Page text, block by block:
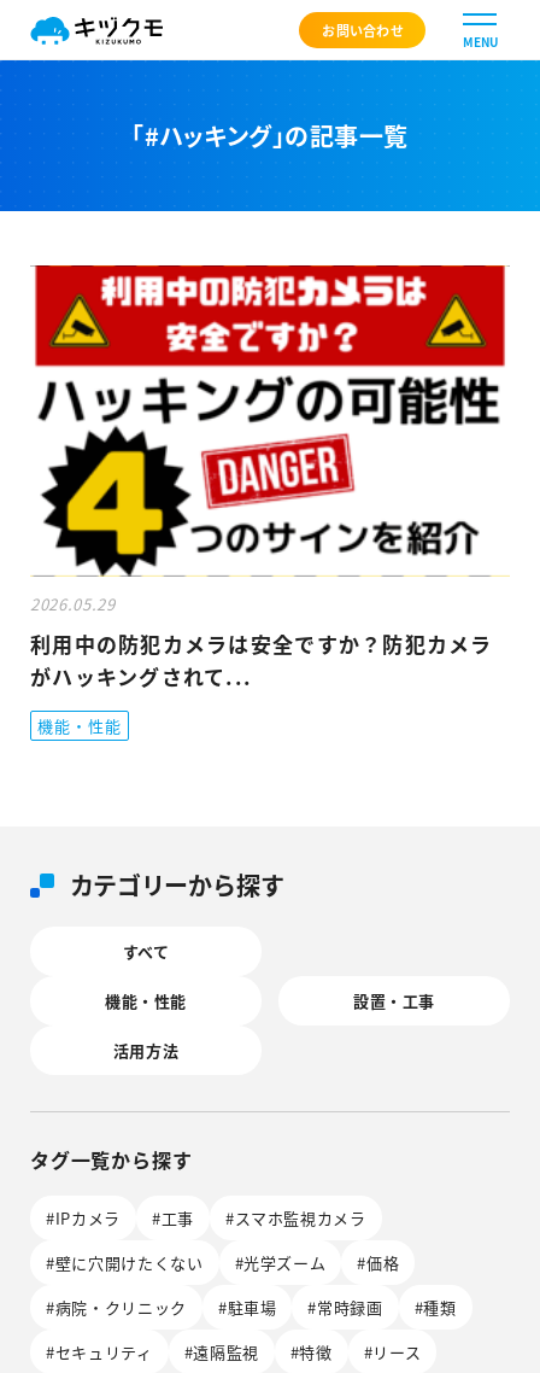
キヅクモ KIZUKUMO
お問い合わせ
MENU
「#ハッキング」の記事一覧
2026.05.29
利用中の防犯カメラは安全ですか？防犯カメラ
がハッキングされて...
機能・性能
カテゴリーから探す
すべて
機能・性能 設置・工事
活用方法
タグ一覧から探す
#IPカメラ #工事
#スマホ監視カメラ
#壁に穴開けたくない
#光学ズーム
#価格
#病院・クリニック
#駐車場 #常時録画
#種類
#セキュリティ
#遠隔監視 #特徴
#リース